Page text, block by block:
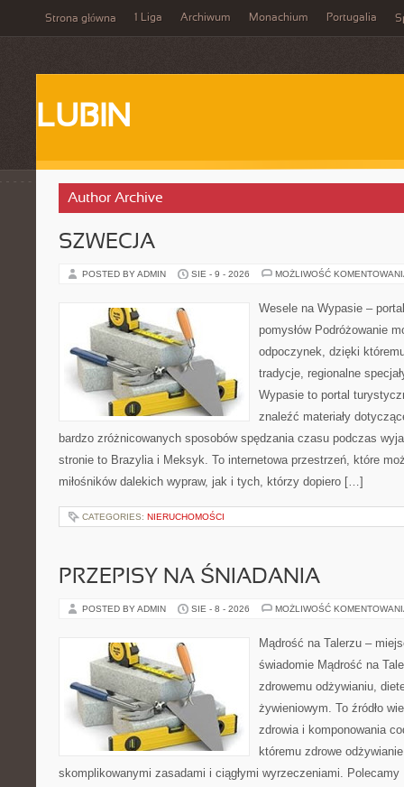
Strona główna 1 Liga Archiwum Monachium Portugalia
LUBIN
Author Archive
SZWECJA
POSTED BY ADMIN SIE - 9 - 2026 MOŻLIWOŚĆ
Wesele na Wypasie –
pomysłów Podróżowanie
odpoczynek, dzięki
tradycje, regionalne
Wypasie to portal
znaleźć materiały
bardzo zróżnicowanych sposobów spędzania czasu podczas
stronie to Brazylia i Meksyk. To internetowa przestrzeń, które
miłośników dalekich wypraw, jak i tych, którzy dopiero […]
CATEGORIES: NIERUCHOMOŚCI
PRZEPISY NA ŚNIADANIA
POSTED BY ADMIN SIE - 8 - 2026 MOŻLIWOŚĆ
Mądrość na Talerzu –
świadomie Mądrość na
zdrowemu odżywianiu,
żywieniowym. To źródło
zdrowia i komponowania
któremu zdrowe
skomplikowanymi zasadami i ciągłymi wyrzeczeniami.